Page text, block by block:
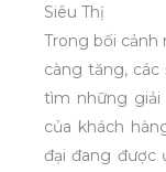
Siêu Thị
Trong bối
càng tăng,
tìm những giải
của khách
đại đang được